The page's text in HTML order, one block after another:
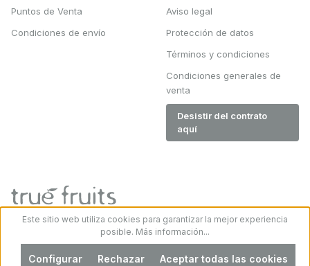
Puntos de Venta
Condiciones de envío
Aviso legal
Protección de datos
Términos y condiciones
Condiciones generales de
venta
Desistir del contrato
aquí
Este sitio web utiliza cookies para garantizar la mejor experiencia
posible. Más información...
Rechazar
Configurar Aceptar todas las cookies